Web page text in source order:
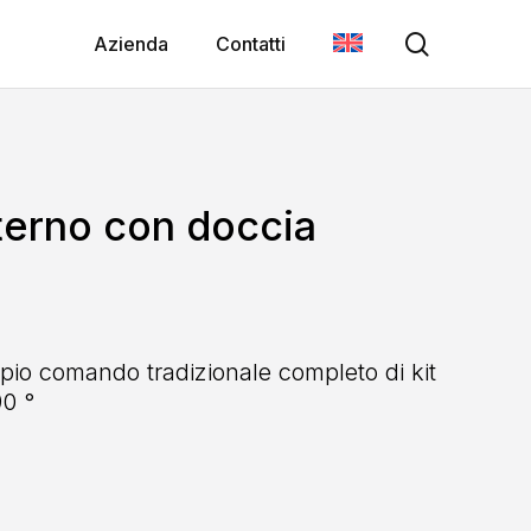
Azienda Contatti
con doccia
comando tradizionale completo di kit
°